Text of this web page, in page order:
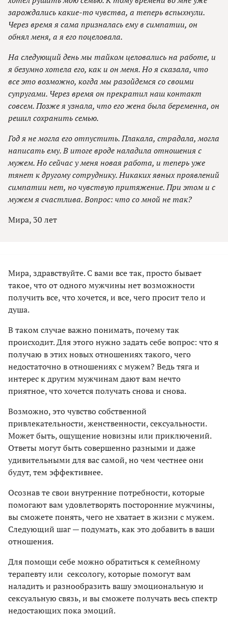
зарождались какие-то чувства, а теперь вспыхнули.
Через время я сама призналась ему в симпатии, он
обнял меня, а я его поцеловала.
На следующий день мы тайком целовались на работе, и
я безумно хотела его, как и он меня. Но я сказала, что
все это возможно, когда мы разойдемся со своими
супругами. Через время он прекратил наш контакт
совсем. Позже я узнала, что его жена была беременна, он
решил сохранить семью.
Год я не могла его отпустить. Плакала, страдала, могла
написать ему. В итоге вроде наладила отношения с
мужем. Но сейчас у меня новая работа, и теперь уже
тянет к другому сотруднику. Никаких явных проявлений
симпатии нет, но чувствую притяжение. При этом и с
мужем я счастлива. Вопрос: что со мной не так?
Мира, 30 лет
Мира, здравствуйте. С вами все так, просто бывает
такое, что от одного мужчины нет возможности
получить все, что хочется, и все, чего просит тело и
душа.
В таком случае важно понимать, почему так
происходит. Для этого нужно задать себе вопрос: что я
получаю в этих новых отношениях такого, чего
недостаточно в отношениях с мужем? Ведь тяга и
интерес к другим мужчинам дают вам нечто
приятное, что хочется получать снова и снова.
Возможно, это чувство собственной
привлекательности, женственности, сексуальности.
Может быть, ощущение новизны или приключений.
Ответы могут быть совершенно разными и даже
удивительными для вас самой, но чем честнее они
будут, тем эффективнее.
Осознав те свои внутренние потребности, которые
помогают вам удовлетворять посторонние мужчины,
вы сможете понять, чего не хватает в жизни с мужем.
Следующий шаг — подумать, как это добавить в ваши
отношения.
Для помощи себе можно обратиться к семейному
терапевту или сексологу, которые помогут вам
наладить и разнообразить вашу эмоциональную и
сексуальную связь, и вы сможете получать весь спектр
недостающих пока эмоций.